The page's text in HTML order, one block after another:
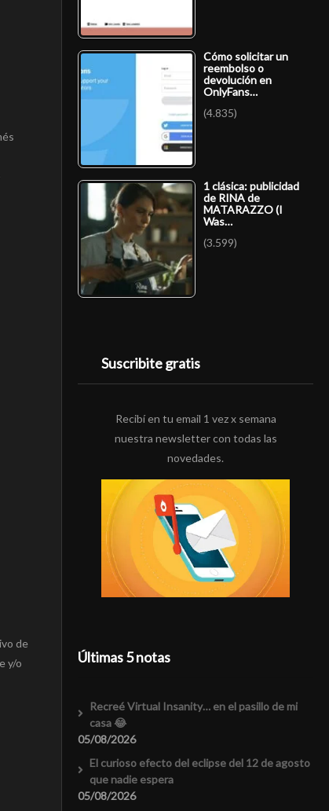
de
y/o
Cómo solicitar un
reembolso o
devolución en
OnlyFans…
(4.835)
1 clásica: publicidad
de RINA de
MATARAZZO (I
Was…
(3.599)
Suscribite gratis
Recibí en tu email 1 vez x semana
nuestra newsletter con todas las
novedades.
Últimas 5 notas
Recreé Virtual Insanity… en el pasillo de mi
casa 😂
05/08/2026
El curioso efecto del eclipse del 12 de agosto
que nadie espera
05/08/2026